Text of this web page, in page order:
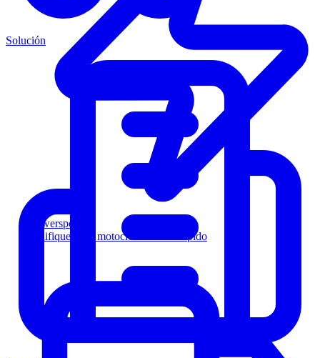
Powersports
Califique a los motociclistas más rápido
Solución